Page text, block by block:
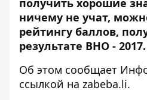
получить хорошие
ничему не учат,
рейтингу баллов,
результате ВНО - 2017.
Об этом сообщает
ссылкой на zabeba.li.